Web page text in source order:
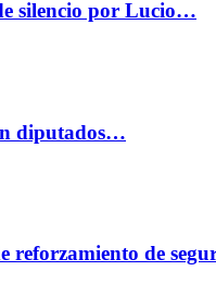
silencio por Lucio…
diputados…
reforzamiento de